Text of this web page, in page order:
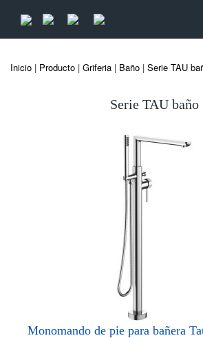
Inicio | Producto | Griferia | Baño | Serie TAU
Serie TAU baño
Monomando de pie para bañera